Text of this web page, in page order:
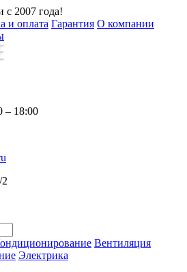
с 2007 года!
и оплата Гарантия О компании
– 18:00
Вентиляция
Электрика